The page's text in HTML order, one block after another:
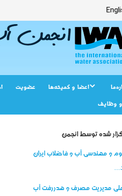
اعضا و کمیته‌ها عضویت
و وظایف
شده توسط انجمن
و مهندسی آب و فاضلاب ایران
مدیریت مصرف و هدررفت آب